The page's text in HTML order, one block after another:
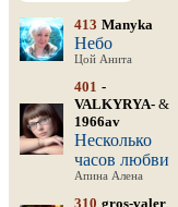
413 Manyka
Небо
Цой Анита
401 -
VALKYRYA- &
1966av
Несколько
часов любви
Апина Алена
310 gros-valer